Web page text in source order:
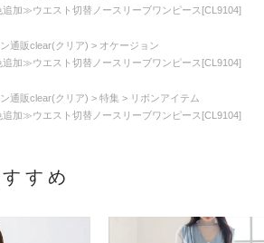
加≫ウエスト切替ノースリーブワンピース[CL9104]
通販clear(クリア)
オケージョン
加≫ウエスト切替ノースリーブワンピース[CL9104]
通販clear(クリア) 特集
リボンアイテム
加≫ウエスト切替ノースリーブワンピース[CL9104]
すめ